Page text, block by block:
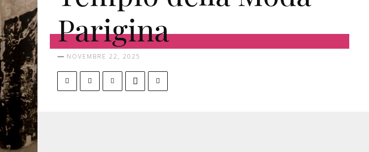
Parigina
NOVEMBRE 22, 2025